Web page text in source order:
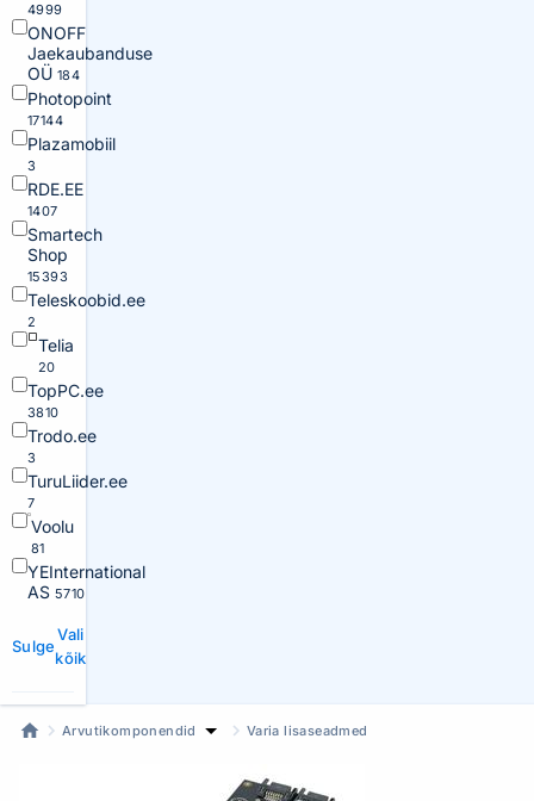
4999
ONOFF
Jaekaubanduse
OÜ 184
Photopoint
17144
Plazamobiil
3
RDE.EE
1407
Smartech
Shop
15393
Teleskoobid.ee
2
Telia
20
TopPC.ee
3810
Trodo.ee
3
TuruLiider.ee
7
Voolu
81
YEInternational
AS 5710
Sulge
Vali
kõik
Arvutikomponendid Varia lisaseadmed